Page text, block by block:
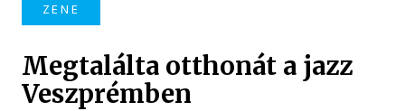
ZENE
Megtalálta otthonát a jazz
Veszprémben